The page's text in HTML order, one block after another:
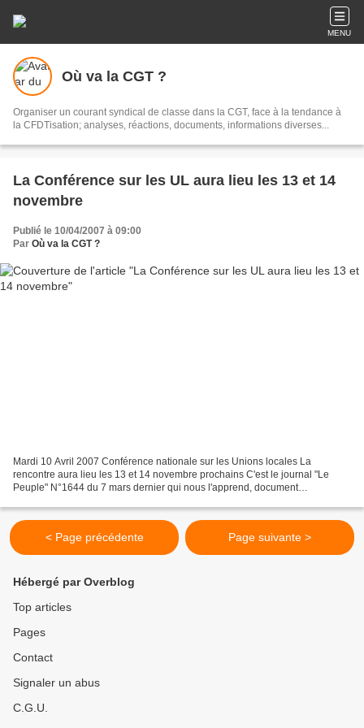
MENU
Où va la CGT ?
Organiser un courant syndical de classe dans la CGT, face à la tendance à
la CFDTisation; analyses, réactions, documents, informations diverses...
La Conférence sur les UL aura lieu les 13 et 14
novembre
Publié le 10/04/2007 à 09:00
Par Où va la CGT ?
Mardi 10 Avril 2007 Conférence nationale sur les Unions locales La
rencontre aura lieu les 13 et 14 novembre prochains C'est le journal "Le
Peuple" N°1644 du 7 mars dernier qui nous l'apprend, document
< Page précédente Page suivante >
Hébergé par Overblog
Top articles
Pages
Contact
Signaler un abus
C.G.U.